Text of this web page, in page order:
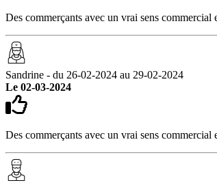
Des commerçants avec un vrai sens
Sandrine - du 26-02-2024 au 29-02-2024
Le 02-03-2024
Des commerçants avec un vrai sens